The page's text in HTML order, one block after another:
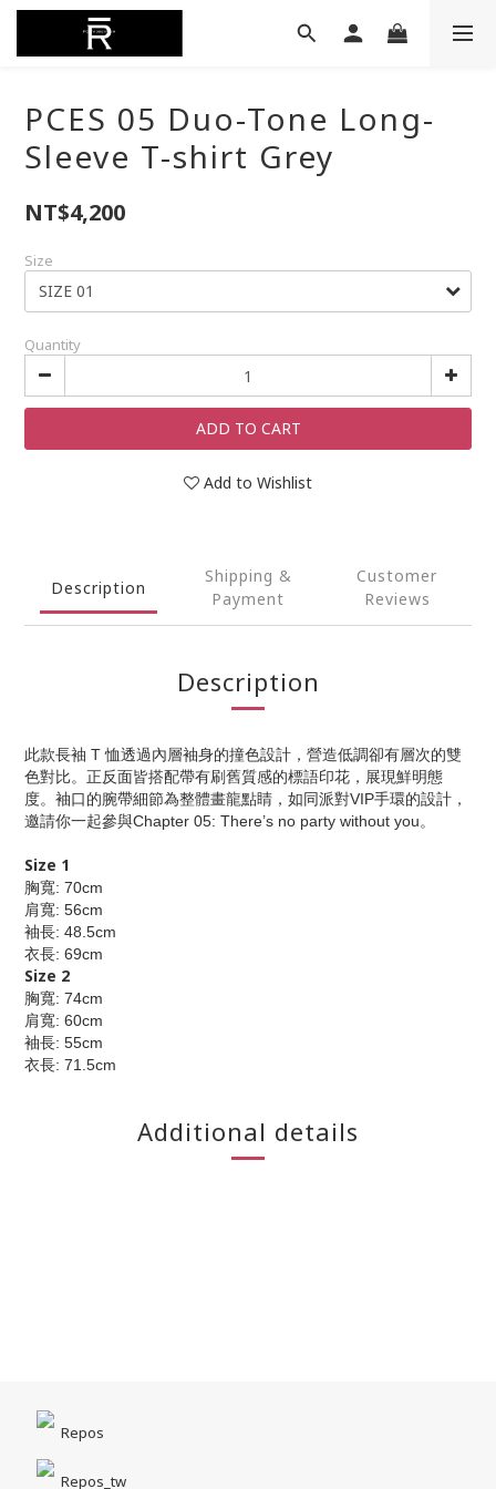
PCES 05 Duo-Tone Long-
Sleeve T-shirt Grey
NT$4,200
Size
Quantity
ADD TO CART
Add to Wishlist
Description
Shipping &
Payment
Customer
Reviews
Description
此款長袖 T 恤透過內層袖身的撞色設計，營造低調卻有層次的雙
色對比。正反面皆搭配帶有刷舊質感的標語印花，展現鮮明態
度。袖口的腕帶細節為整體畫龍點睛，如同派對VIP手環的設計，
邀請你一起參與Chapter 05: There’s no party without you。
Size 1
胸寬: 70cm
肩寬: 56cm
袖長: 48.5cm
衣長: 69cm
Size 2
胸寬: 74cm
肩寬: 60cm
袖長: 55cm
衣長: 71.5cm
Additional details
Repos
Repos_tw